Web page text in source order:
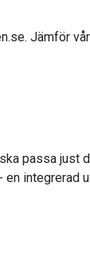
Jämför
passa just
en integrerad